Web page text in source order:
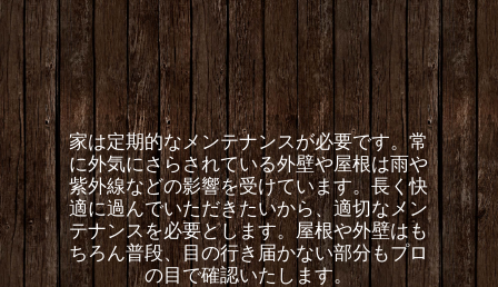
家は定期的なメンテナンスが必要です。常
に外気にさらされている外壁や屋根は雨や
紫外線などの影響を受けています。長く快
適に過んでいただきたいから、適切なメン
テナンスを必要とします。屋根や外壁はも
ちろん普段、目の行き届かない部分もプロ
の目で確認いたします。